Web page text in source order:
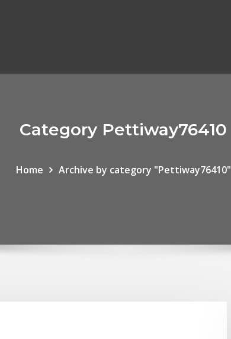
Category Pettiway76410
Home Archive by category "Pettiway76410"